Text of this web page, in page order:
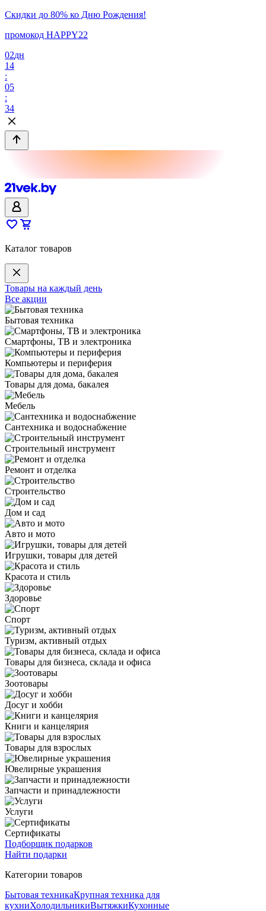
Скидки до 80% ко Дню Рождения!
промокод HAPPY22
02дн
14
:
05
:
34
Каталог товаров
Товары на каждый день
Все акции
Бытовая техника
Смартфоны, ТВ и электроника
Компьютеры и периферия
Товары для дома, бакалея
Мебель
Сантехника и водоснабжение
Строительный инструмент
Ремонт и отделка
Строительство
Дом и сад
Авто и мото
Игрушки, товары для детей
Красота и стиль
Здоровье
Спорт
Туризм, активный отдых
Товары для бизнеса, склада и офиса
Зоотовары
Досуг и хобби
Книги и канцелярия
Товары для взрослых
Ювелирные украшения
Запчасти и принадлежности
Услуги
Сертификаты
Подборщик подарков
Найти подарки
Категории товаров
Бытовая техникаКрупная техника для
кухниХолодильникиВытяжкиКухонные